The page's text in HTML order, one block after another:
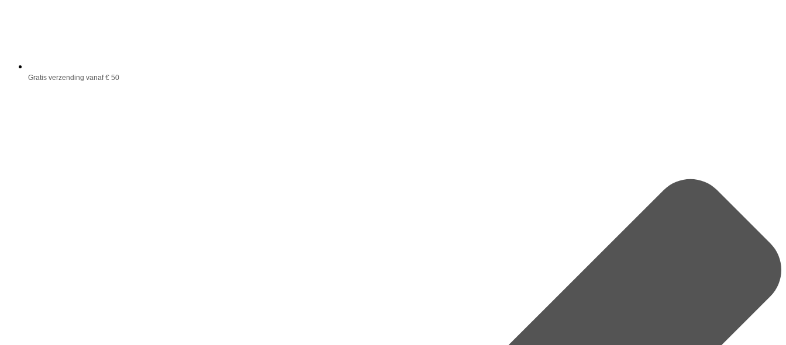
Gratis verzending vanaf € 50